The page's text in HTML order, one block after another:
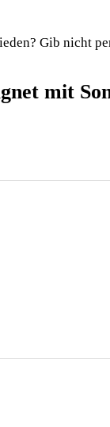
Gib nicht
mit